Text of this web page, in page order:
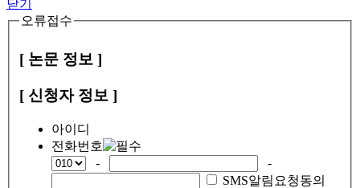
닫기
오류접수
[ 논문 정보 ]
[ 신청자 정보 ]
아이디
전화번호
-
-
SMS알림요청동의